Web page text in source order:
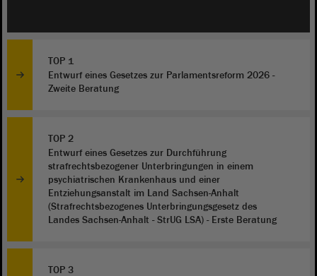
TOP 1
Entwurf eines Gesetzes zur Parlamentsreform 2026 -
Zweite Beratung
TOP 2
Entwurf eines Gesetzes zur Durchführung
strafrechtsbezogener Unterbringungen in einem
psychiatrischen Krankenhaus und einer
Entziehungsanstalt im Land Sachsen-Anhalt
(Strafrechtsbezogenes Unterbringungsgesetz des
Landes Sachsen-Anhalt - StrUG LSA) - Erste Beratung
TOP 3